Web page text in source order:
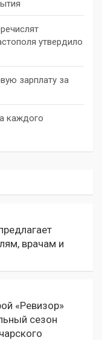
утвердило
зарплату за
каждого
врачам и
«Ревизор»
сезон